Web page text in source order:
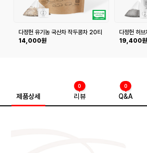
다정헌 유기농 국산차 작두콩차 20티
백+20티백
14,000원
다정헌 허
티백
19,400원
제품상세 리뷰
0
Q&A
0